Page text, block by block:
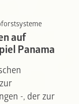
auf
Panama
-, der zur